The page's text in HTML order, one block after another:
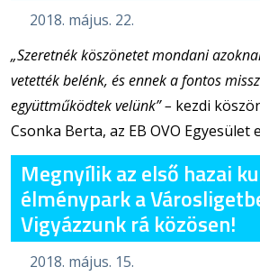
2018. május. 22.
„Szeretnék köszönetet mondani
vetették belénk, és ennek a fontos
együttműködtek velünk” – kezdi
Csonka Berta, az EB OVO Egyesület
Megnyílik az első hazai
élménypark a
Vigyázzunk rá közösen!
2018. május. 15.